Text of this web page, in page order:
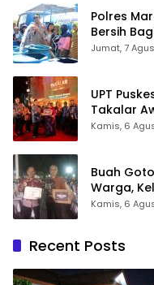
Polres
Bersih
Air Bersih
Jumat, 7
UPT
Takalar
Hadirkan
Kamis, 6
Buah
Warga,
Takalar
Kamis, 6
Recent Posts